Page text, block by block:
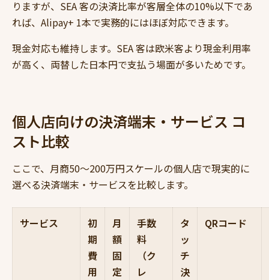
りますが、SEA 客の決済比率が客層全体の10%以下であ
れば、Alipay+ 1本で実務的にはほぼ対応できます。
現金対応も維持します。SEA 客は欧米客より現金利用率
が高く、両替した日本円で支払う場面が多いためです。
個人店向けの決済端末・サービス コ
スト比較
ここで、月商50〜200万円スケールの個人店で現実的に
選べる決済端末・サービスを比較します。
サービス
初
期
費
用
月
額
固
定
手数
料
（ク
レ
タ
ッ
チ
決
QRコード